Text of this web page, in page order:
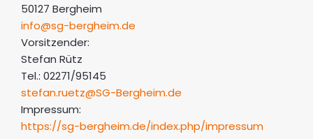
50127 Bergheim
info@sg-bergheim.de
Vorsitzender:
Stefan Rütz
Tel.: 02271/95145
stefan.ruetz@SG-Bergheim.de
Impressum:
https://sg-bergheim.de/index.php/impressum